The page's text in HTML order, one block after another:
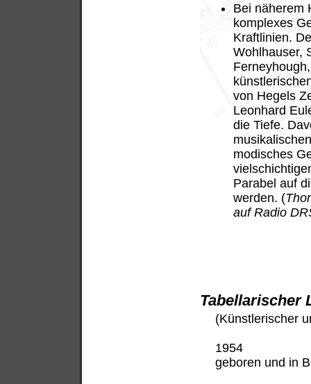
Bei näherem
komplexes
Kraftlinien.
Wohlhauser,
von Hegels
Leonhard
die Tiefe.
modisches
Parabel auf
werden. (
auf Radio
Tabellarischer
(Künstlerischer
1954
geboren und in